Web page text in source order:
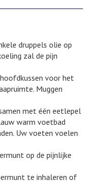
druppels olie op
zal de pijn
voor het
Muggen
met één eetlepel
warm voetbad
Uw voeten voelen
op de pijnlijke
te inhaleren of